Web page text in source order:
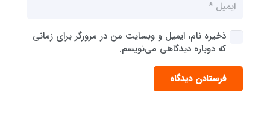
ذخیره نام، ایمیل و وبسایت من در مرورگر برای زمانی
که دوباره دیدگاهی می‌نویسم.
فرستادن دیدگاه